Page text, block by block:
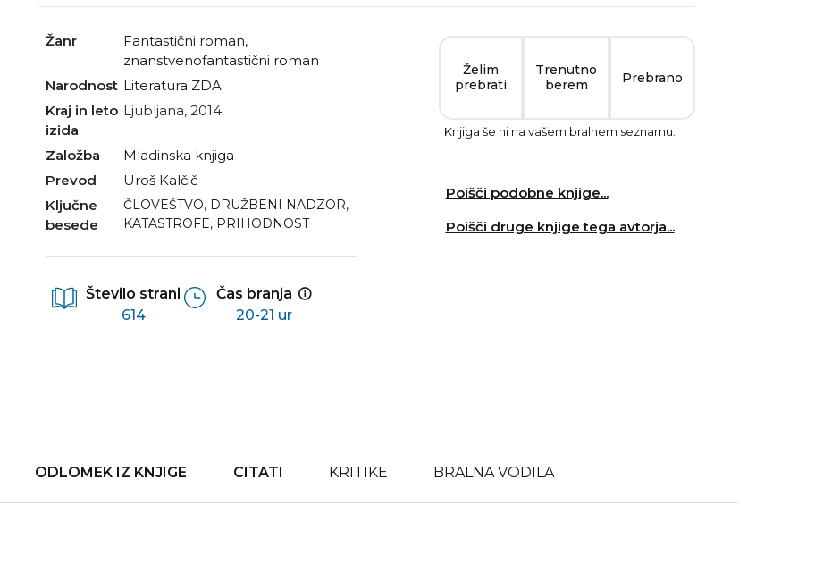
Žanr fantastični roman,
znanstvenofantastični roman
Narodnost
literatura ZDA
Kraj in leto
izida
Ljubljana, 2014
Založba
Mladinska knjiga
Prevod
Uroš Kalčič
Ključne
besede
ČLOVEŠTVO, DRUŽBENI NADZOR,
KATASTROFE, PRIHODNOST
Število strani
614
Čas branja
20-21 ur
Želim
prebrati
Trenutno
berem
Prebrano
Knjiga še ni na vašem bralnem seznamu.
Poišči podobne knjige...
Poišči druge knjige tega avtorja...
ODLOMEK IZ KNJIGE CITATI KRITIKE BRALNA VODILA